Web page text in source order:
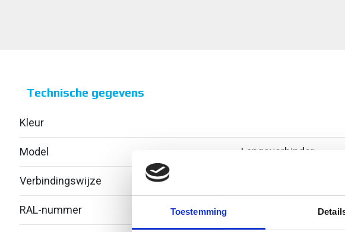
Toestemming
Technische gegevens
Kleur
Model Langsverbinder
Verbindingswijze
RAL-nummer